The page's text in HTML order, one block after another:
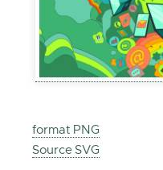
format PNG
Source SVG